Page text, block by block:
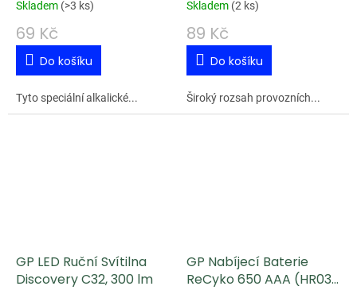
Skladem (>3 ks)
69 Kč
Do košíku
Tyto speciální alkalické...
Skladem (2 ks)
89 Kč
Do košíku
Široký rozsah provozních...
GP LED Ruční Svítilna
Discovery C32, 300 lm
GP Nabíjecí Baterie
ReCyko 650 AAA (HR03)